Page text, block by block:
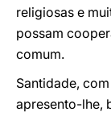
religiosas e
possam
comum.
Santidade,
apresento-lhe,